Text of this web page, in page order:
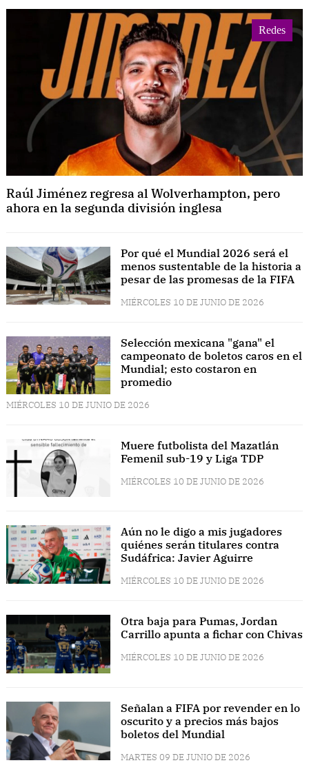
Redes
Raúl Jiménez regresa al Wolverhampton, pero
ahora en la segunda división inglesa
Por qué el Mundial 2026 será el
menos sustentable de la historia a
pesar de las promesas de la FIFA
MIÉRCOLES 10 DE JUNIO DE 2026
Selección mexicana "gana" el
campeonato de boletos caros en el
Mundial; esto costaron en
promedio
MIÉRCOLES 10 DE JUNIO DE 2026
Muere futbolista del Mazatlán
Femenil sub-19 y Liga TDP
MIÉRCOLES 10 DE JUNIO DE 2026
Aún no le digo a mis jugadores
quiénes serán titulares contra
Sudáfrica: Javier Aguirre
MIÉRCOLES 10 DE JUNIO DE 2026
Otra baja para Pumas, Jordan
Carrillo apunta a fichar con Chivas
MIÉRCOLES 10 DE JUNIO DE 2026
Señalan a FIFA por revender en lo
oscurito y a precios más bajos
boletos del Mundial
MARTES 09 DE JUNIO DE 2026